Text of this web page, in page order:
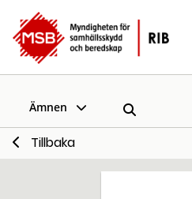
Ämnen
Tillbaka